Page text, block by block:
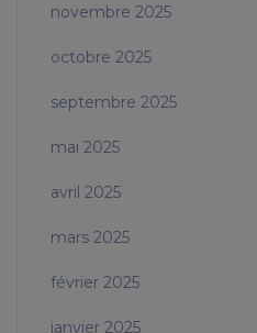
novembre 2025
octobre 2025
septembre 2025
mai 2025
avril 2025
mars 2025
février 2025
janvier 2025